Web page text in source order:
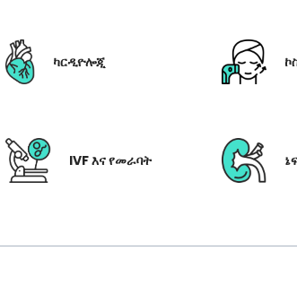
ካርዲዮሎጂ
IVF እና የመራባት